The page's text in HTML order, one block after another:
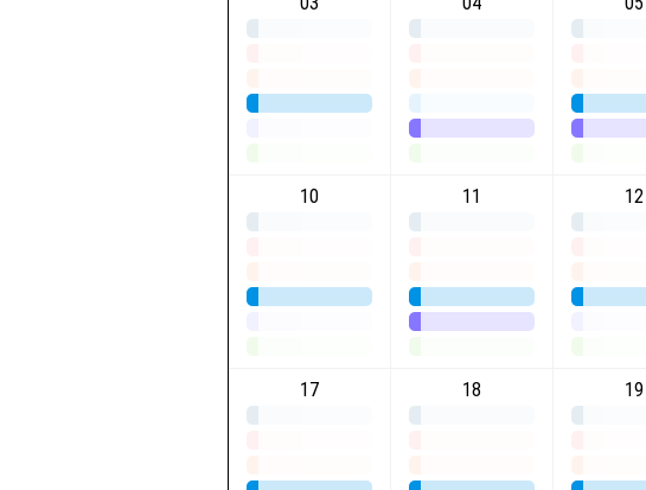
10 11 12
17 18 19